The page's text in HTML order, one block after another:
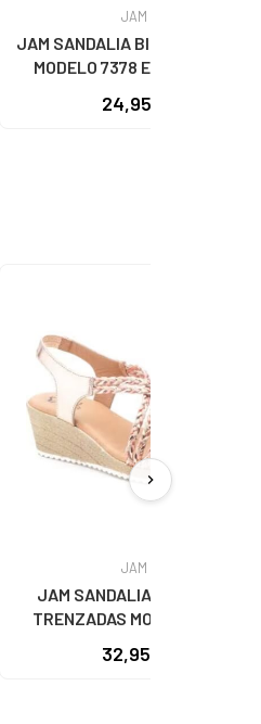
JAM
JAM SANDALIA BIO DE HOMBRE
MODELO 7378 EN PIEL CON
24,95 €
JAM
JAM SANDALIAS DE CUÑA
TRENZADAS MODELO 3326
32,95 €
chevron_right